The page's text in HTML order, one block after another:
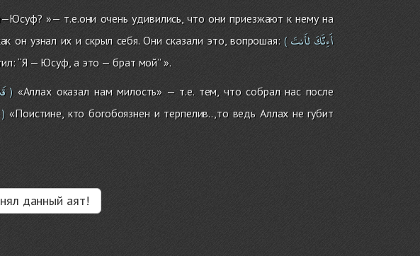
»— т.е.они очень удивились, что они приезжают к нему на
он узнал их и скрыл себя. Они сказали это, вопрошая:( أَءِنَّكَلأَنتَ
‘‘Я — Юсуф, а это — брат мой’’ ».
) «Аллах оказал нам милость» — т.е. тем, что собрал нас после
«Поистине, кто богобоязнен и терпелив..,то ведь Аллах не губит
данный аят!